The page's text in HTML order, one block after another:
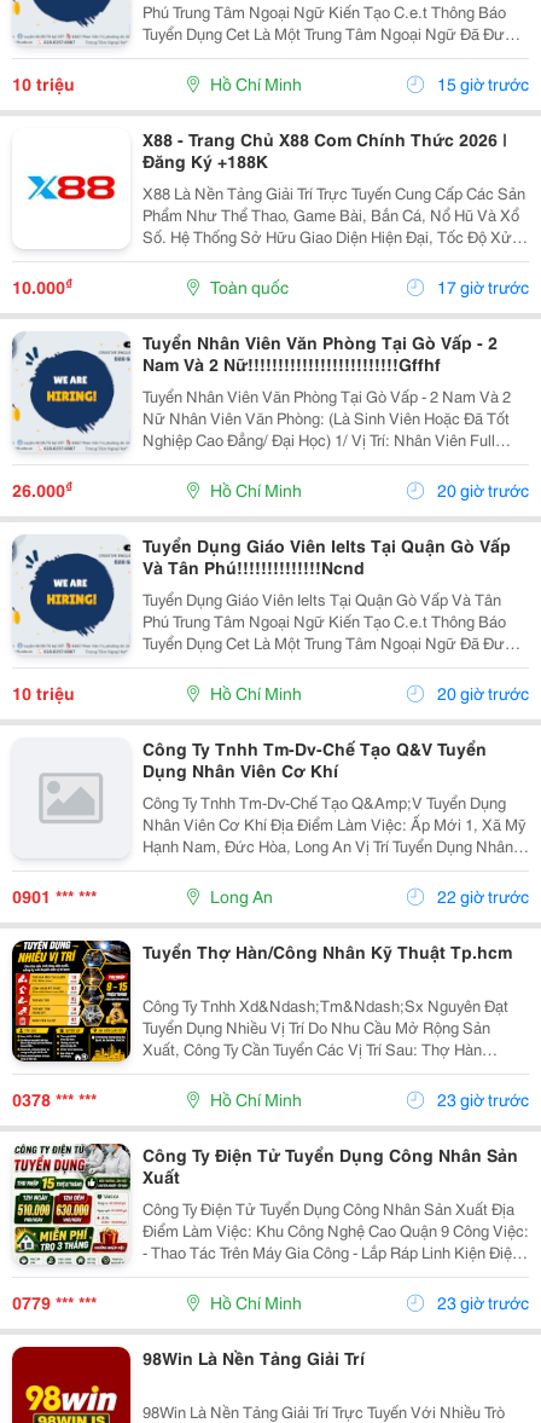
Phú Trung Tâm Ngoại Ngữ Kiến Tạo C.e.t Thông Báo
Tuyển Dụng Cet Là Một Trung Tâm Ngoại Ngữ Đã Được
Thành Lập 16 Năm Chuyên Về Chương Trình Anh Văn
Học Thuật Ielts &Ndash; Toefl Ibt. Trung Tâm...
10 triệu Hồ Chí Minh 15 giờ trước
X88 - Trang Chủ X88 Com Chính Thức 2026 |
Đăng Ký +188K
X88 Là Nền Tảng Giải Trí Trực Tuyến Cung Cấp Các Sản
Phẩm Như Thể Thao, Game Bài, Bắn Cá, Nổ Hũ Và Xổ
Số. Hệ Thống Sở Hữu Giao Diện Hiện Đại, Tốc Độ Xử
Lý Ổn Định, Bảo Mật Nhiều Lớp Cùng Đội Ngũ Hỗ Trợ
Khách Hàng 24/7, Mang Đến Trải Nghiệm Giải Trí...
10.000₫ Toàn quốc 17 giờ trước
Tuyển Nhân Viên Văn Phòng Tại Gò Vấp - 2
Nam Và 2 Nữ!!!!!!!!!!!!!!!!!!!!!!!!!Gffhf
Tuyển Nhân Viên Văn Phòng Tại Gò Vấp - 2 Nam Và 2
Nữ Nhân Viên Văn Phòng: (Là Sinh Viên Hoặc Đã Tốt
Nghiệp Cao Đẳng/ Đại Học) 1/ Vị Trí: Nhân Viên Full
Time (2 Nam 2 Nữ) Ca Làm: 13:00 Đến 21:00 (1 Tháng
Được Nghỉ Phép 1 Ngày, Và Hưởng Các Ngày...
26.000₫ Hồ Chí Minh 20 giờ trước
Tuyển Dụng Giáo Viên Ielts Tại Quận Gò Vấp
Và Tân Phú!!!!!!!!!!!!!!Ncnd
Tuyển Dụng Giáo Viên Ielts Tại Quận Gò Vấp Và Tân
Phú Trung Tâm Ngoại Ngữ Kiến Tạo C.e.t Thông Báo
Tuyển Dụng Cet Là Một Trung Tâm Ngoại Ngữ Đã Được
Thành Lập 16 Năm Chuyên Về Chương Trình Anh Văn
Học Thuật Ielts &Ndash; Toefl Ibt. Trung Tâm...
10 triệu Hồ Chí Minh 20 giờ trước
Công Ty Tnhh Tm-Dv-Chế Tạo Q&V Tuyển
Dụng Nhân Viên Cơ Khí
Công Ty Tnhh Tm-Dv-Chế Tạo Q&Amp;V Tuyển Dụng
Nhân Viên Cơ Khí Địa Điểm Làm Việc: Ấp Mới 1, Xã Mỹ
Hạnh Nam, Đức Hòa, Long An Vị Trí Tuyển Dụng Nhân
Viên Cơ Khí &Ndash; 05 Đến 10 Người ✅ Yêu Cầu -
Nam, Từ 18 &Ndash; 55 Tuổi. - Tốt Nghiệp...
0901 *** *** Long An 22 giờ trước
Tuyển Thợ Hàn/Công Nhân Kỹ Thuật Tp.hcm
Công Ty Tnhh Xd&Ndash;Tm&Ndash;Sx Nguyên Đạt
Tuyển Dụng Nhiều Vị Trí Do Nhu Cầu Mở Rộng Sản
Xuất, Công Ty Cần Tuyển Các Vị Trí Sau: Thợ Hàn
Mig/Tig/Laser (Sắt, Nhôm, Inox): 10 Người Công Nhân
Kỹ Thuật (Điều Khiển Robot, Laser, Cnc...): 03 Người...
0378 *** *** Hồ Chí Minh 23 giờ trước
Công Ty Điện Tử Tuyển Dụng Công Nhân Sản
Xuất
Công Ty Điện Tử Tuyển Dụng Công Nhân Sản Xuất Địa
Điểm Làm Việc: Khu Công Nghệ Cao Quận 9 Công Việc:
- Thao Tác Trên Máy Gia Công - Lắp Ráp Linh Kiện Điện
Tử - Công Việc Đơn Giản, Được Hướng Dẫn Khi Nhận
0779 *** *** Hồ Chí Minh 23 giờ trước
98Win Là Nền Tảng Giải Trí
98Win Là Nền Tảng Giải Trí Trực Tuyến Với Nhiều Trò